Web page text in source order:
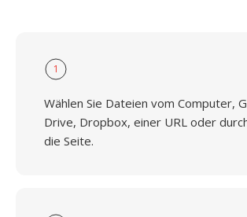
1
Wählen Sie Dateien vom Computer,
Drive, Dropbox, einer URL oder
die Seite.